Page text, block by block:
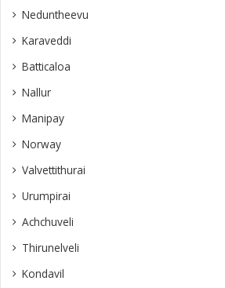
Neduntheevu
Karaveddi
Batticaloa
Nallur
Manipay
Norway
Valvettithurai
Urumpirai
Achchuveli
Thirunelveli
Kondavil